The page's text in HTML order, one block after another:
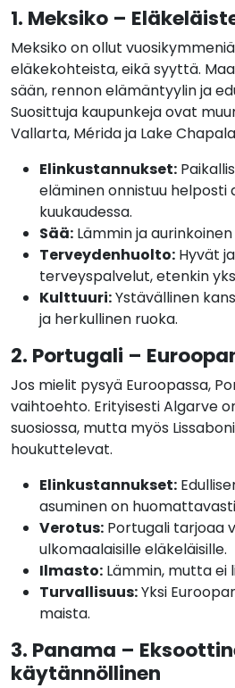
1. Meksiko –
Meksiko on ollut
eläkekohteista, eikä syyttä.
sään, rennon elämäntyylin ja
Suosittuja kaupunkeja ovat
Vallarta, Mérida ja Lake
Elinkustannukset:
eläminen onnistuu helposti
kuukaudessa.
Sää: Lämmin ja
Terveydenhuolto: Hyvät
terveyspalvelut, etenkin
Kulttuuri:Ystävällinen
ja herkullinen ruoka.
2. Portugali –
Jos mielit pysyä Euroopassa,
vaihtoehto. Erityisesti Algarve
suosiossa, mutta myös
houkuttelevat.
Elinkustannukset:
asuminen on
Verotus: Portugali tarjoaa
ulkomaalaisille eläkeläisille.
Ilmasto: Lämmin, mutta ei
Turvallisuus:Yksi
maista.
3. Panama –
käytännöllinen